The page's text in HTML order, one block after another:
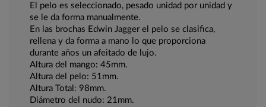
El pelo es seleccionado, pesado unidad por unidad y
se le da forma manualmente.
En las brochas Edwin Jagger el pelo se clasifica,
rellena y da forma a mano lo que proporciona
durante años un afeitado de lujo.
Altura del mango: 45mm.
Altura del pelo: 51mm.
Altura Total: 98mm.
Diámetro del nudo: 21mm.